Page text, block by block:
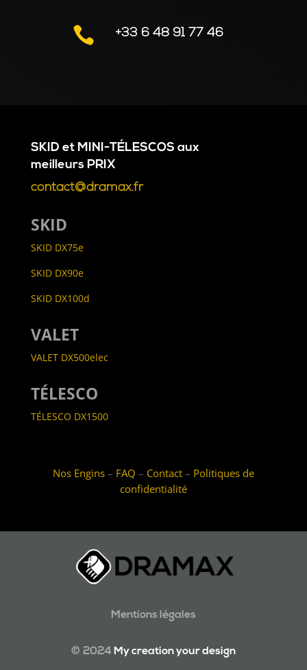
 +33 6 48 91 77 46
SKID et MINI-TÉLESCOS aux
meilleurs PRIX
contact@dramax.fr
SKID
SKID DX75e
SKID DX90e
SKID DX100d
VALET
VALET DX500elec
TÉLESCO
TÉLESCO DX1500
Nos Engins– FAQ – Contact– Politiques de
confidentialité
Mentions légales
© 2024 My creation your design